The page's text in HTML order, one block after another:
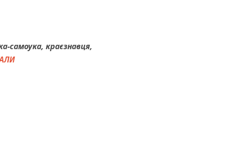
самоука, краєзнавця,